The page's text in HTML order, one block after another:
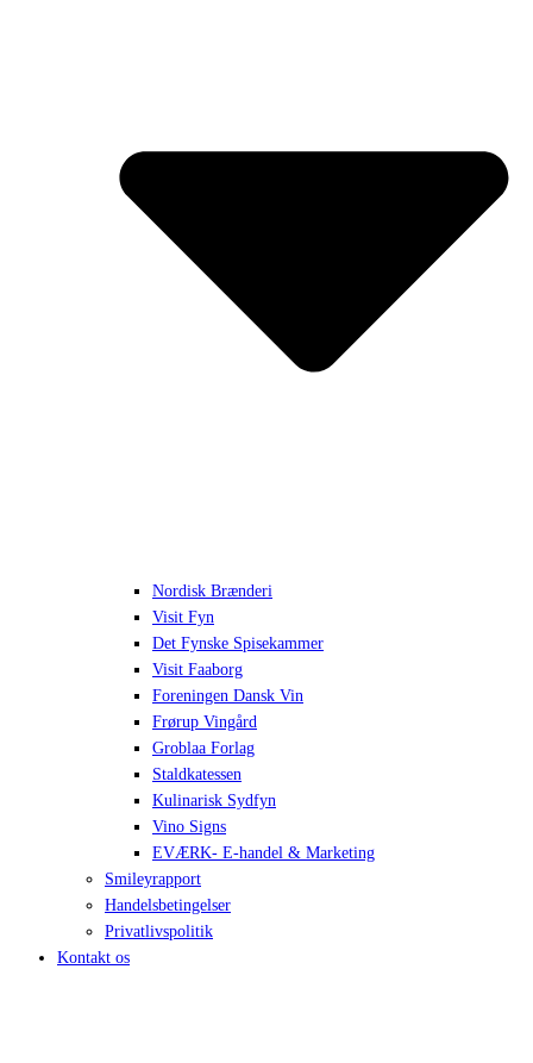
Nordisk Brænderi
Visit Fyn
Det Fynske Spisekammer
Visit Faaborg
Foreningen Dansk Vin
Frørup Vingård
Groblaa Forlag
Staldkatessen
Kulinarisk Sydfyn
Vino Signs
EVÆRK- E-handel & Marketing
Smileyrapport
Handelsbetingelser
Privatlivspolitik
Kontakt os